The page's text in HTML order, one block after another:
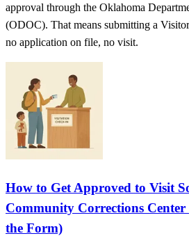
approval through the Oklahoma
(ODOC). That means submitting a
no application on file, no visit.
How to Get Approved to Visit
Community Corrections
the Form)